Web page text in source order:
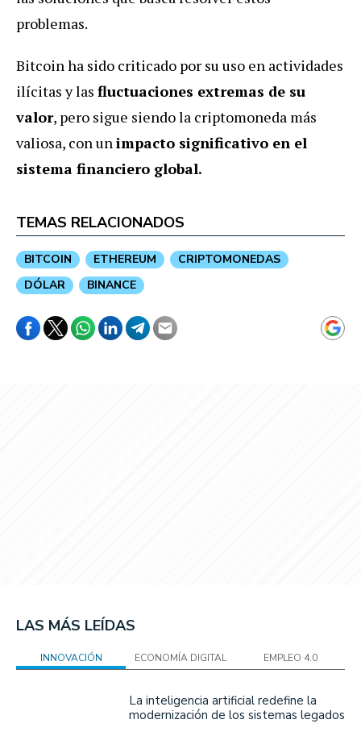
problemas.
Bitcoin ha sido criticado por su uso en actividades
ilícitas y las fluctuaciones extremas de su
valor, pero sigue siendo la criptomoneda más
valiosa, con unimpacto significativo en el
sistema financiero global.
TEMAS RELACIONADOS
BITCOIN ETHEREUM
CRIPTOMONEDAS
DÓLAR
BINANCE
LAS MÁS LEÍDAS
INNOVACIÓN ECONOMÍA DIGITAL EMPLEO 4.0
La inteligencia artificial redefine la
modernización de los sistemas legados